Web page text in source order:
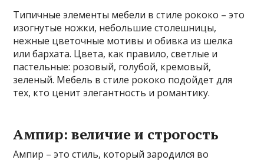
Типичные элементы мебели в стиле рококо – это
изогнутые ножки, небольшие столешницы,
нежные цветочные мотивы и обивка из шелка
или бархата. Цвета, как правило, светлые и
пастельные: розовый, голубой, кремовый,
зеленый. Мебель в стиле рококо подойдет для
тех, кто ценит элегантность и романтику.
Ампир: величие и строгость
Ампир – это стиль, который зародился во